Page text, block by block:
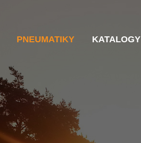
PNEUMATIKY KATALOGY